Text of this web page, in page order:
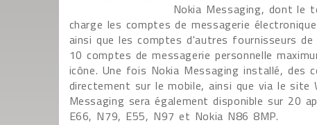
Nokia Messaging, dont le
charge les comptes de messagerie
ainsi que les comptes d'autres fournisseurs
10 comptes de messagerie personnelle
icône. Une fois Nokia Messaging installé, des
directement sur le mobile, ainsi que via le site
Messaging sera également disponible sur 20
E66, N79, E55, N97 et Nokia N86 8MP.